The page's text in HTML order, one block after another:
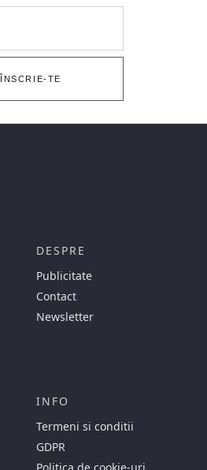
ÎNSCRIE-TE
DESPRE
Publicitate
Contact
Newsletter
INFO
Termeni si conditii
GDPR